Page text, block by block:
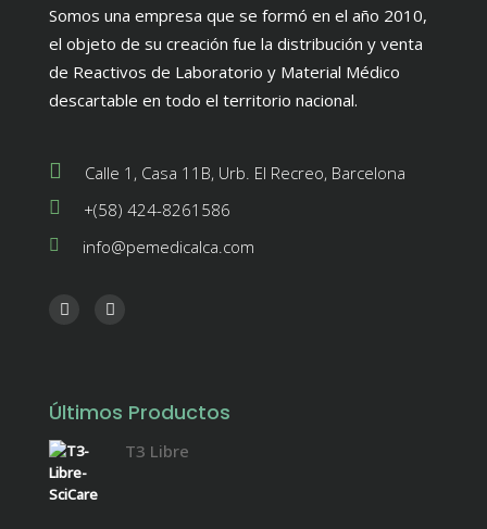
Somos una empresa que se formó en el año 2010,
el objeto de su creación fue la distribución y venta
de Reactivos de Laboratorio y Material Médico
descartable en todo el territorio nacional.
Calle 1, Casa 11B, Urb. El Recreo, Barcelona
+(58) 424-8261586
info@pemedicalca.com
Últimos Productos
T3 Libre